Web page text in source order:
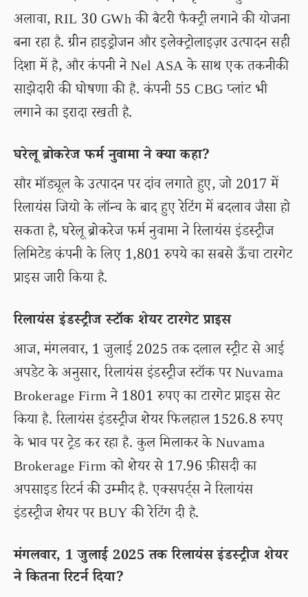
अलावा, RIL 30 GWh की बैटरी फैक्ट्री लगाने की योजना
बना रहा है. ग्रीन हाइड्रोजन और इलेक्ट्रोलाइज़र उत्पादन सही
दिशा में है, और कंपनी ने Nel ASA के साथ एक तकनीकी
साझेदारी की घोषणा की है. कंपनी 55 CBG प्लांट भी
लगाने का इरादा रखती है.
घरेलू ब्रोकरेज फर्म नुवामा ने क्या कहा?
सौर मॉड्यूल के उत्पादन पर दांव लगाते हुए, जो 2017 में
रिलायंस जियो के लॉन्च के बाद हुए रेटिंग में बदलाव जैसा हो
सकता है, घरेलू ब्रोकरेज फर्म नुवामा ने रिलायंस इंडस्ट्रीज
लिमिटेड कंपनी के लिए 1,801 रुपये का सबसे ऊँचा टारगेट
प्राइस जारी किया है.
रिलायंस इंडस्ट्रीज स्टॉक शेयर टारगेट प्राइस
आज, मंगलवार, 1 जुलाई 2025 तक दलाल स्ट्रीट से आई
अपडेट के अनुसार, रिलायंस इंडस्ट्रीज स्टॉक पर Nuvama
Brokerage Firm ने 1801 रुपए का टारगेट प्राइस सेट
किया है. रिलायंस इंडस्ट्रीज शेयर फिलहाल 1526.8 रुपए
के भाव पर ट्रेड कर रहा है. कुल मिलाकर के Nuvama
Brokerage Firm को शेयर से 17.96 फ़ीसदी का
अपसाइड रिटर्न की उम्मीद है. एक्सपर्ट्स ने रिलायंस
इंडस्ट्रीज शेयर पर BUY की रेटिंग दी है.
मंगलवार, 1 जुलाई 2025 तक रिलायंस इंडस्ट्रीज शेयर
ने कितना रिटर्न दिया?